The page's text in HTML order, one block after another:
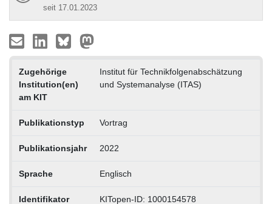
seit 17.01.2023
Zugehörige
Institution(en)
am KIT
Institut für Technikfolgenabschätzung
und Systemanalyse (ITAS)
Publikationstyp Vortrag
Publikationsjahr 2022
Sprache Englisch
Identifikator KITopen-ID: 1000154578